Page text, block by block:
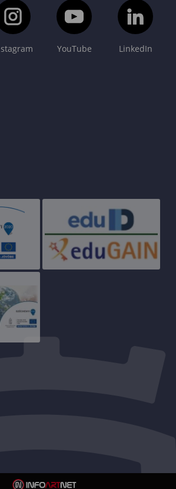
YouTube LinkedIn